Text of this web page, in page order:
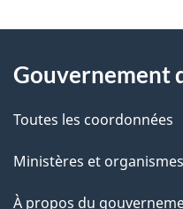
D
t
a
l
s
propos
ce
site
Gouvernement
Toutes les coordonnées
Ministères et organismes
À propos du